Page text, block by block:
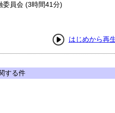
委員会 (3時間41分)
はじめから再
する件